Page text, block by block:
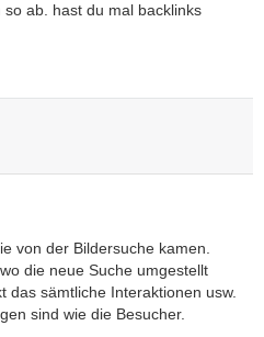
ab. hast du mal backlinks
von der Bildersuche kamen.
die neue Suche umgestellt
das sämtliche Interaktionen usw.
sind wie die Besucher.